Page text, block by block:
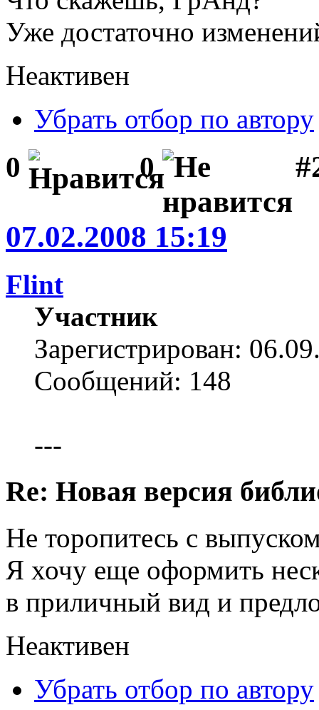
Уже достаточно
Неактивен
Убрать отбор по автору
0 0
07.02.2008 15:19
Flint
Участник
Зарегистрирован:
Сообщений: 148
---
Re: Новая версия
Не торопитесь с
Я хочу еще оформить
в приличный вид и
Неактивен
Убрать отбор по автору